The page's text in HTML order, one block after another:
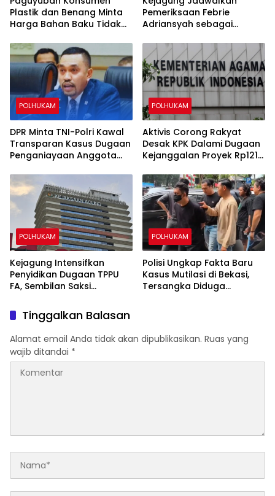
Plastik dan Benang Minta
Harga Bahan Baku Tidak
Pemeriksaan Febrie
Adriansyah sebagai
TPPU
POLHUKAM
DPR Minta TNI-Polri Kawal
Transparan Kasus Dugaan
Penganiayaan Anggota
POLHUKAM
Aktivis Corong Rakyat
Desak KPK Dalami Dugaan
Kejanggalan Proyek Rp121
Agama
POLHUKAM
Kejagung Intensifkan
Penyidikan Dugaan TPPU
FA, Sembilan Saksi
Ditelusuri
POLHUKAM
Polisi Ungkap Fakta Baru
Kasus Mutilasi di Bekasi,
Tersangka Diduga
Tinggalkan Balasan
Alamat email Anda tidak akan dipublikasikan. Ruas yang
wajib ditandai *